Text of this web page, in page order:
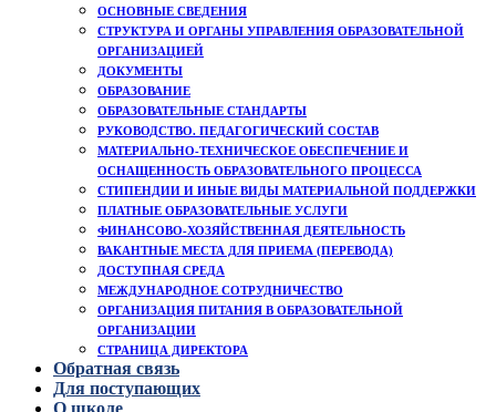
ОСНОВНЫЕ СВЕДЕНИЯ
СТРУКТУРА И ОРГАНЫ УПРАВЛЕНИЯ ОБРАЗОВАТЕЛЬНОЙ
ОРГАНИЗАЦИЕЙ
ДОКУМЕНТЫ
ОБРАЗОВАНИЕ
ОБРАЗОВАТЕЛЬНЫЕ СТАНДАРТЫ
РУКОВОДСТВО. ПЕДАГОГИЧЕСКИЙ СОСТАВ
МАТЕРИАЛЬНО-ТЕХНИЧЕСКОЕ ОБЕСПЕЧЕНИЕ И
ОСНАЩЕННОСТЬ ОБРАЗОВАТЕЛЬНОГО ПРОЦЕССА
СТИПЕНДИИ И ИНЫЕ ВИДЫ МАТЕРИАЛЬНОЙ ПОДДЕРЖКИ
ПЛАТНЫЕ ОБРАЗОВАТЕЛЬНЫЕ УСЛУГИ
ФИНАНСОВО-ХОЗЯЙСТВЕННАЯ ДЕЯТЕЛЬНОСТЬ
ВАКАНТНЫЕ МЕСТА ДЛЯ ПРИЕМА (ПЕРЕВОДА)
ДОСТУПНАЯ СРЕДА
МЕЖДУНАРОДНОЕ СОТРУДНИЧЕСТВО
ОРГАНИЗАЦИЯ ПИТАНИЯ В ОБРАЗОВАТЕЛЬНОЙ
ОРГАНИЗАЦИИ
СТРАНИЦА ДИРЕКТОРА
Обратная связь
Для поступающих
О школе